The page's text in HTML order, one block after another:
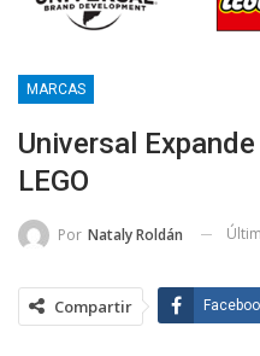
MARCAS
Universal
LEGO
Por Nataly Roldán
Compartir